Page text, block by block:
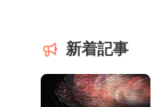
新着記事